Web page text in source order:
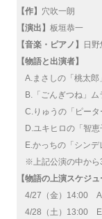
【作】 穴吹一朗
【演出】 板垣恭一
【音楽・ピアノ】
日
【物語と出演者】
A.まさしの「桃太
B.「ごんぎつね」
C.りゅうの「ピータ
D.ユキヒロの「智
E.かっちの「シン
※上記公演の中から3
【物語の上演スケジュ
4/27（金）14:00
4/28（土）13:00